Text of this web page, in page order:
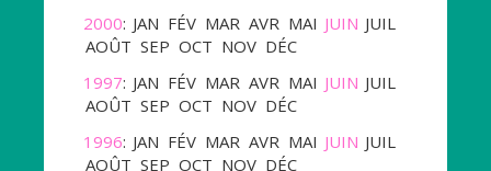
2000: JAN FÉV MAR AVR MAI JUIN JUIL
AOÛT SEP OCT NOV DÉC
1997: JAN FÉV MAR AVR MAI JUIN JUIL
AOÛT SEP OCT NOV DÉC
1996: JAN FÉV MAR AVR MAI JUIN JUIL
AOÛT SEP OCT NOV DÉC